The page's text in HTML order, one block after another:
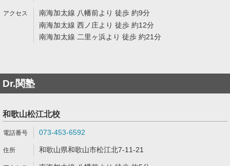
南海加太線 八幡前より 徒歩 約9分
南海加太線 西ノ庄より 徒歩 約12分
南海加太線 二里ヶ浜より 徒歩 約21分
Dr.関塾
和歌山松江北校
073-453-6592
和歌山県和歌山市松江北7-11-21